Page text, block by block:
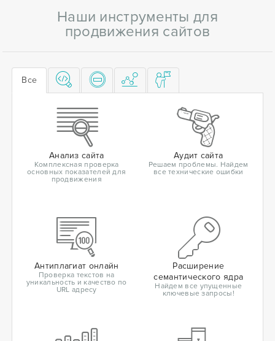
Наши инструменты для
продвижения сайтов
Все
Анализ сайта
Комплексная проверка
основных показателей для
продвижения
Аудит сайта
Решаем проблемы. Найдем
все технические ошибки
Антиплагиат онлайн
Проверка текстов на
уникальность и качество по
URL адресу
Расширение
семантического ядра
Найдем все упущенные
ключевые запросы!